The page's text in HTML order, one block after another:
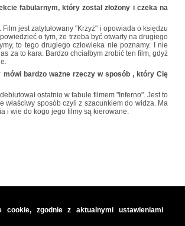
fabularnym, który został złożony i czeka na
jest zatytułowany "Krzyż" i opowiada o księdzu
o tym, że trzeba być otwarty na drugiego
to tego drugiego człowieka nie poznamy. I nie
za to kara. Bardzo chciałbym zrobić ten film, gdyż
bardzo ważne rzeczy w sposób , który Cię
ostatnio w fabule filmem "Inferno". Jest to
sposób czyli z szacunkiem do widza. Ma
i wie do kogo jego filmy są kierowane.
zgodnie z aktualnymi ustawieniami